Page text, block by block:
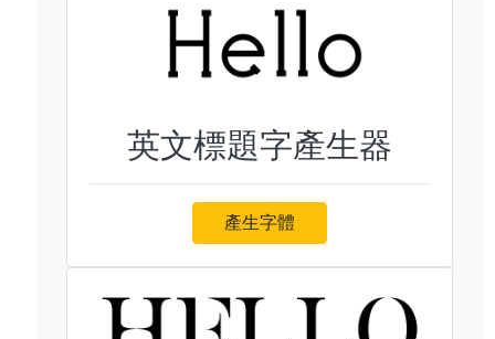
英文標題字產生器
產生字體